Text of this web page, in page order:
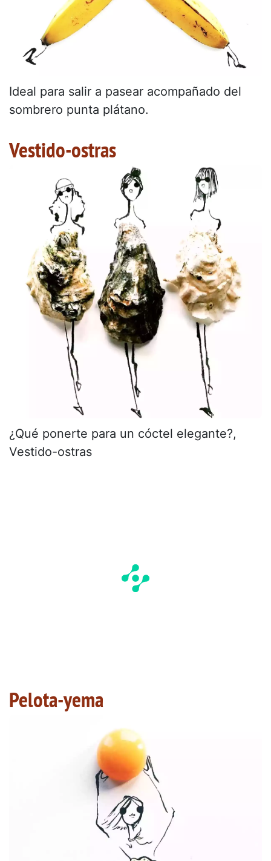
Ideal para salir a pasear acompañado del
sombrero punta plátano.
Vestido-ostras
¿Qué ponerte para un cóctel elegante?,
Vestido-ostras
Pelota-yema